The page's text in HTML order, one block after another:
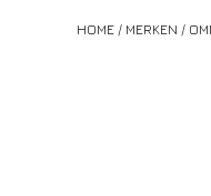
HOME / MERKEN /